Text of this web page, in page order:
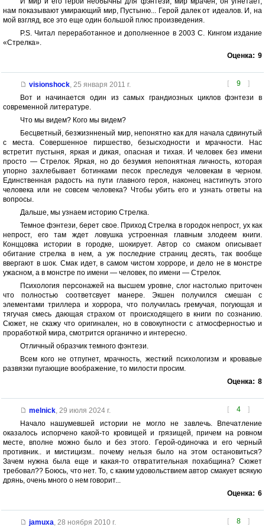
нам показывают умирающий мир, Пустыню... Герой далек от идеалов. И, на
мой взгляд, все это еще один большой плюс произведения.
P.S. Читал переработанное и дополненное в 2003 С. Кингом издание
«Стрелка».
Оценка: 9
[ 9 ]
visionshock, 25 января 2011 г.
Вот и начинается один из самых грандиозных циклов фэнтези в
современной литературе.
Что мы видем? Кого мы видем?
Бесцветный, безжизнненый мир, непонятно как для начала сдвинутый
с места. Совершенное пиршество, безысходности и мрачности. Нас
встретит пустыня, яркая и дикая, опасная и тихая. И человек без имени
просто — Стрелок. Яркая, но до безумия непонятная личность, которая
упорно захлебывает ботинками песок преследуя человекам в черном.
Единственная радость на пути главного героя, наконец настигнуть этого
человека или не совсем человека? Чтобы убить его и узнать ответы на
вопросы.
Дальше, мы узнаем историю Стрелка.
Темное фэнтези, берет свое. Приход Стрелка в городок непрост, ух как
непрост, его там ждет ловушка устроенная главным злодеем книги.
Конццовка истории в городке, шокирует. Автор со смаком описывает
обитание стрелка в нем, а уж последние страниц десять, так вообще
ввергают в шок. Смак идет, в самом чистом хорроре, и дело не в монстре
ужасном, а в монстре по имени — человек, по имени — Стрелок.
Психология персонажей на высшем уровне, слог настолько приточен
что полностью соответсвует манере. Экшен получился смешан с
элементами триллера и хоррора, что получилась гремучая, погующая и
тягучая смесь дающая страхом от происходящего в книги по сознанию.
Сюжет, не скажу что оригинален, но в совокупности с атмосферностью и
проработкой мира, смотрится органично и интересно.
Отличный образчик темного фэнтези.
Всем кого не отпугнет, мрачность, жесткий психологизм и кровавые
развязки пугающие воображение, то милости просим.
Оценка: 8
[ 4 ]
melnick, 29 июля 2024 г.
Начало нашумевшей истории не могло не завлечь. Впечатление
оказалось испорчено какой-то кровищей и грязищей, причем на ровном
месте, вполне можно было и без этого. Герой-одиночка и его черный
противник.. и мистицизм.. почему нельзя было на этом остановиться?
Зачем нужна была еще и какая-то отвратительная похабщина? Сюжет
требовал?? Боюсь, что нет. То, с каким удовольствием автор смакует всякую
дрянь, очень много о нем говорит...
Оценка: 6
[ 8 ]
jamuxa 28 ноября 2010 г.